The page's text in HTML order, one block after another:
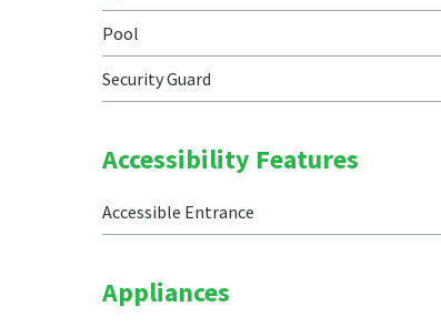
Pool
Security Guard
Accessibility Features
Accessible Entrance
Appliances